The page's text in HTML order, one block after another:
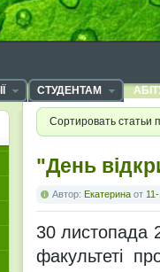
СТУДЕНТАМ
Сортировать статьи
"День
Автор: Екатерина от
30 листопада
факультеті